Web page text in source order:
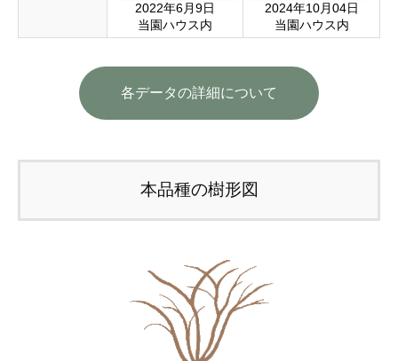
2022年6月9日
当園ハウス内
2024年10月04日
当園ハウス内
各データの詳細について
本品種の樹形図